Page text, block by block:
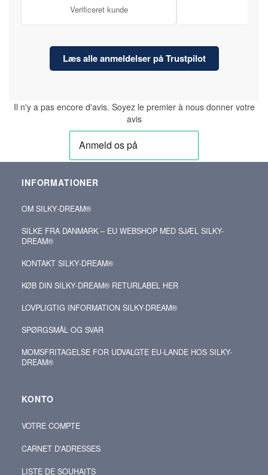
Verificeret kunde
Læs alle anmeldelser på Trustpilot
Il n'y a pas encore d'avis. Soyez le premier à nous donner votre
avis
INFORMATIONER
OM SILKY‑DREAM®
SILKE FRA DANMARK – EU WEBSHOP MED SJÆL SILKY-
DREAM®
KONTAKT SILKY‑DREAM®
KØB DIN SILKY‑DREAM® RETURLABEL HER
LOVPLIGTIG INFORMATION SILKY-DREAM®
SPØRGSMÅL OG SVAR
MOMSFRITAGELSE FOR UDVALGTE EU-LANDE HOS SILKY-
DREAM®
KONTO
VOTRE COMPTE
CARNET D'ADRESSES
LISTE DE SOUHAITS